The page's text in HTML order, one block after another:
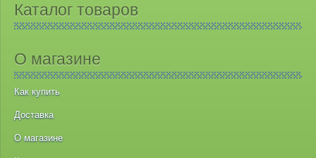
Каталог товаров
О магазине
Как купить
Доставка
О магазине